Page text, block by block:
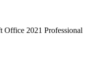
Office 2021 Professional